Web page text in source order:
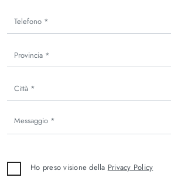
Ho preso visione della Privacy Policy